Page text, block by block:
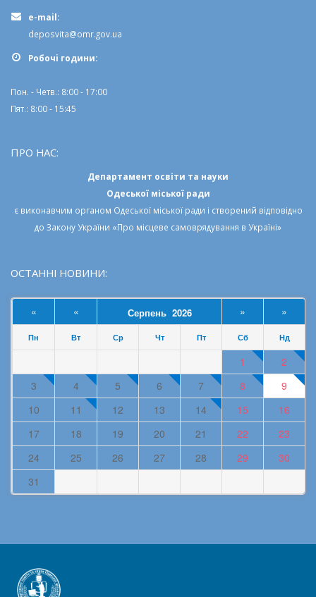
e-mail:
deposvita@omr.gov.ua
Робочi години:
Пон. - Четв.: 8:00 - 17:00
Пят.: 8:00 - 15:45
ПРО НАС:
Департамент освіти та науки
Одеської міської ради
є виконавчим органом Одеської міської ради і створений відповідно
до Закону України «Про місцеве самоврядування в Україні»
ОСТАННІ НОВИНИ:
« « Серпень 2026 » »
Пн Вт Ср Чт Пт Сб Нд
1
2
3
4 5 6 7 8
9
10
11 12 13 14 15
16
17
18 19 20 21 22
23
24
25 26 27 28 29
30
31